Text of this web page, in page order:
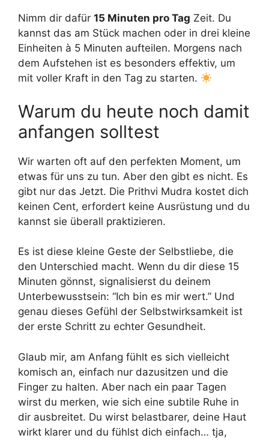
Nimm dir dafür 15 Minuten pro Tag Zeit. Du
kannst das am Stück machen oder in drei kleine
Einheiten à 5 Minuten aufteilen. Morgens nach
dem Aufstehen ist es besonders effektiv, um
mit voller Kraft in den Tag zu starten.
Warum du heute noch damit
anfangen solltest
Wir warten oft auf den perfekten Moment, um
etwas für uns zu tun. Aber den gibt es nicht. Es
gibt nur das Jetzt. Die Prithvi Mudra kostet dich
keinen Cent, erfordert keine Ausrüstung und du
kannst sie überall praktizieren.
Es ist diese kleine Geste der Selbstliebe, die
den Unterschied macht. Wenn du dir diese 15
Minuten gönnst, signalisierst du deinem
Unterbewusstsein: “Ich bin es mir wert.” Und
genau dieses Gefühl der Selbstwirksamkeit ist
der erste Schritt zu echter Gesundheit.
Glaub mir, am Anfang fühlt es sich vielleicht
komisch an, einfach nur dazusitzen und die
Finger zu halten. Aber nach ein paar Tagen
wirst du merken, wie sich eine subtile Ruhe in
dir ausbreitet. Du wirst belastbarer, deine Haut
wirkt klarer und du fühlst dich einfach… tja,